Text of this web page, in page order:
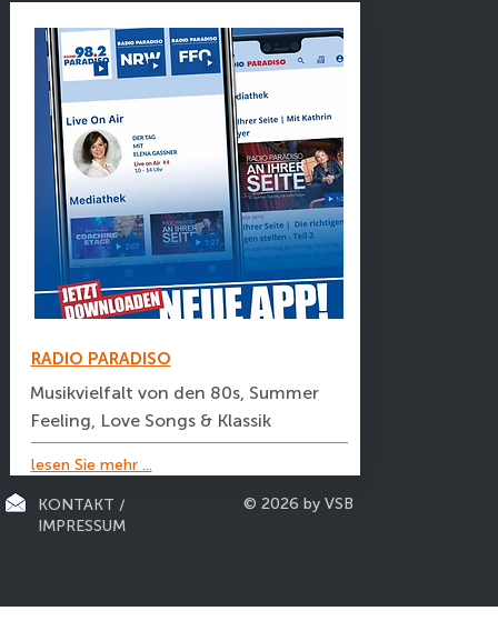
Musikvielfalt von den 80s, Summer
Feeling, Love Songs & Klassik
lesen Sie mehr ...
RADIO PARADISO
KONTAKT /
IMPRESSUM
© 2026 by VSB